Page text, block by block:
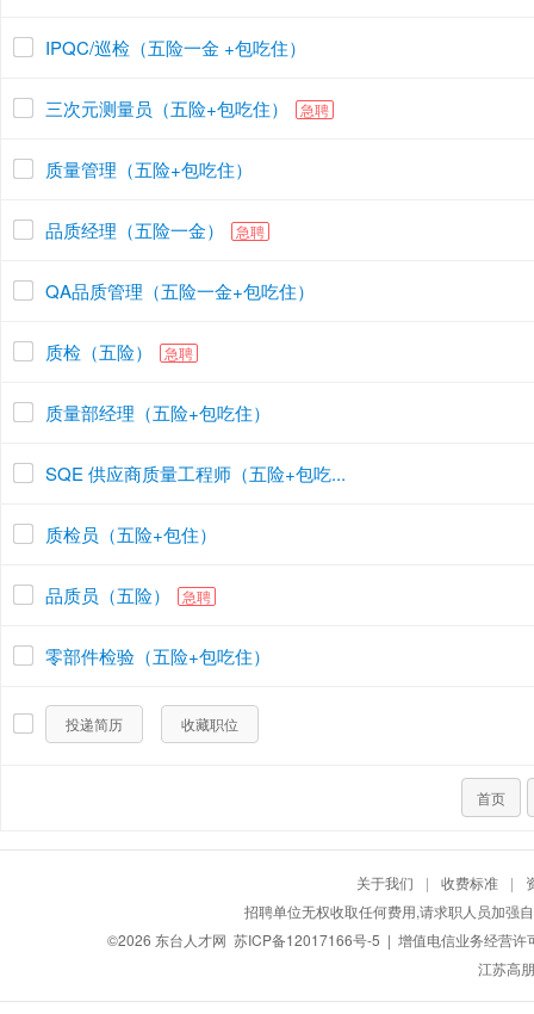
IPQC/巡检（五险一金 +包吃住）
三次元测量员（五险+包吃住） 急聘
质量管理（五险+包吃住）
品质经理（五险一金） 急聘
QA品质管理（五险一金+包吃住）
质检（五险） 急聘
质量部经理（五险+包吃住）
SQE 供应商质量工程师（五险+包吃...
质检员（五险+包住）
品质员（五险） 急聘
零部件检验（五险+包吃住）
投递简历 收藏职位
首页
关于我们 | 收费标准 |
招聘单位无权收取任何费用,请求职人员加强
©2026 东台人才网 苏ICP备12017166号-5 | 增值电信业务经营
江苏高